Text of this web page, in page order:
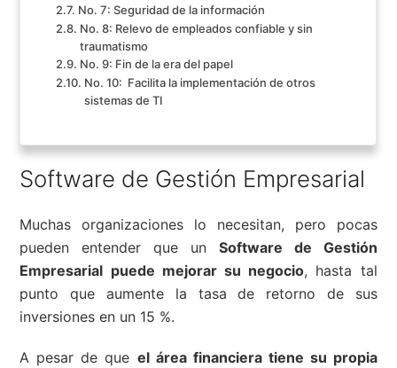
No. 7: Seguridad de la información
No. 8: Relevo de empleados confiable y sin
traumatismo
No. 9: Fin de la era del papel
No. 10: Facilita la implementación de otros
sistemas de TI
Software de Gestión Empresarial
Muchas organizaciones lo necesitan, pero pocas
pueden entender que un Software de Gestión
Empresarial puede mejorar su negocio, hasta tal
punto que aumente la tasa de retorno de sus
inversiones en un 15 %.
A pesar de que el área financiera tiene su propia